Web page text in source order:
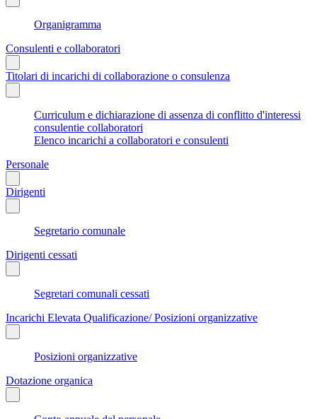
Organigramma
Consulenti e collaboratori
Titolari di incarichi di collaborazione o consulenza
Curriculum e dichiarazione di assenza di conflitto d'interessi
consulentie collaboratori
Elenco incarichi a collaboratori e consulenti
Personale
Dirigenti
Segretario comunale
Dirigenti cessati
Segretari comunali cessati
Incarichi Elevata Qualificazione/ Posizioni organizzative
Posizioni organizzative
Dotazione organica